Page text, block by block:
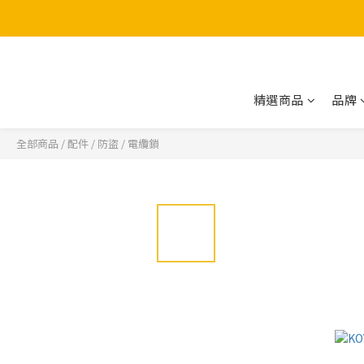
精選商品 品牌
全部商品 /配件 / 防盜 / 電纜鎖